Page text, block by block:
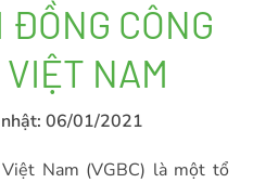
CÔNG
NAM
nhật:06/01/2021
Nam (VGBC) là một tổ